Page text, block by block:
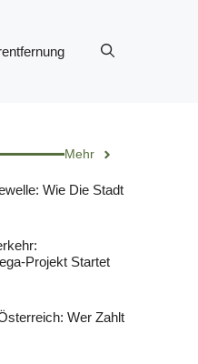
Mehr
Wie Die Stadt
Projekt Startet
Wer Zahlt